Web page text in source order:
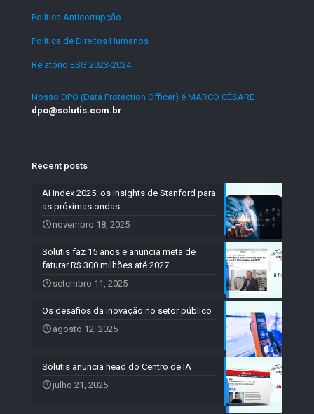
Política Anticorrupção
Política de Direitos Humanos
Relatório ESG 2023-2024.
Nosso DPO (Data Protection Officer) é MARCO CÉSARE
dpo@solutis.com.br
Recent posts
AI Index 2025: os insights de Stanford para
as próximas ondas
novembro 18, 2025
Solutis faz 15 anos e anuncia meta de
faturar R$ 300 milhões até 2027
setembro 11, 2025
Os desafios da inovação no setor público
agosto 12, 2025
Solutis anuncia head do Centro de IA
julho 21, 2025